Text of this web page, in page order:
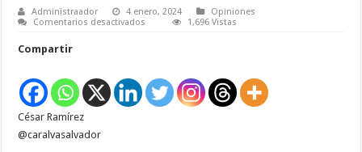
Administraador 4 enero, 2024
Opiniones
Comentarios desactivados
1,696 Vistas
Compartir
César Ramírez
@caralvasalvador